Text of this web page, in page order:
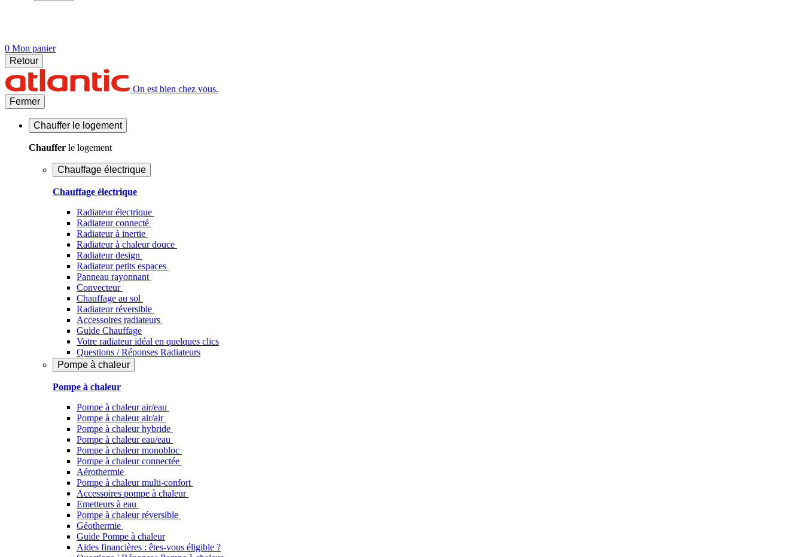
0 Mon panier
Retour
On est bien chez vous.
Fermer
Chauffer le logement
Chauffer le logement
Chauffage électrique
Chauffage électrique
Radiateur électrique
Radiateur connecté
Radiateur à inertie
Radiateur à chaleur douce
Radiateur design
Radiateur petits espaces
Panneau rayonnant
Convecteur
Chauffage au sol
Radiateur réversible
Accessoires radiateurs
Guide Chauffage
Votre radiateur idéal en quelques clics
Questions / Réponses Radiateurs
Pompe à chaleur
Pompe à chaleur
Pompe à chaleur air/eau
Pompe à chaleur air/air
Pompe à chaleur hybride
Pompe à chaleur​ eau/eau
Pompe à chaleur monobloc
Pompe à chaleur connectée
Aérothermie
Pompe à chaleur multi-confort
Accessoires pompe à chaleur
Emetteurs à eau
Pompe à chaleur réversible
Géothermie
Guide Pompe à chaleur
Aides financières : êtes-vous éligible ?